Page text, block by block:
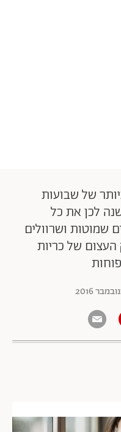
של שבועות
לקיץ 2017 תשנה לכן את כל
שמוטות ושרוולים
של כריות